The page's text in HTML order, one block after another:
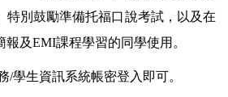
特別鼓勵準備托福口說考試，以及在
報及EMI課程學習的同學使用。
/學生資訊系統帳密登入即可。